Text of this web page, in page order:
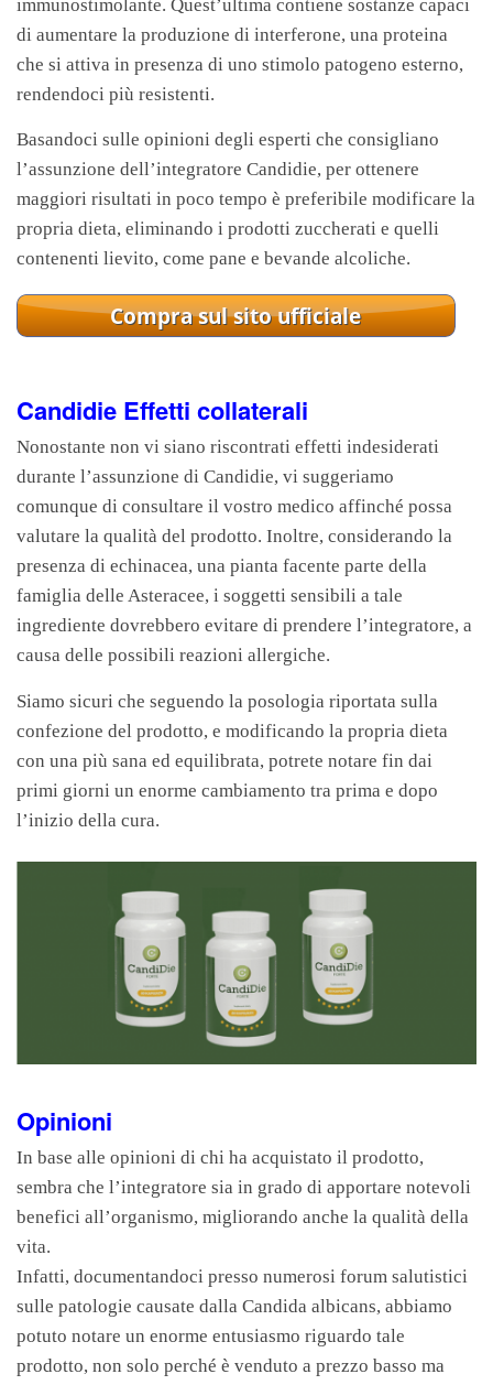
immunostimolante. Quest’ultima contiene sostanze capaci
di aumentare la produzione di interferone, una proteina
che si attiva in presenza di uno stimolo patogeno esterno,
rendendoci più resistenti.
Basandoci sulle opinioni degli esperti che consigliano
l’assunzione dell’integratore Candidie, per ottenere
maggiori risultati in poco tempo è preferibile modificare la
propria dieta, eliminando i prodotti zuccherati e quelli
contenenti lievito, come pane e bevande alcoliche.
Candidie Effetti collaterali
Nonostante non vi siano riscontrati effetti indesiderati
durante l’assunzione di Candidie, vi suggeriamo
comunque di consultare il vostro medico affinché possa
valutare la qualità del prodotto. Inoltre, considerando la
presenza di echinacea, una pianta facente parte della
famiglia delle Asteracee, i soggetti sensibili a tale
ingrediente dovrebbero evitare di prendere l’integratore, a
causa delle possibili reazioni allergiche.
Siamo sicuri che seguendo la posologia riportata sulla
confezione del prodotto, e modificando la propria dieta
con una più sana ed equilibrata, potrete notare fin dai
primi giorni un enorme cambiamento tra prima e dopo
l’inizio della cura.
Opinioni
In base alle opinioni di chi ha acquistato il prodotto,
sembra che l’integratore sia in grado di apportare notevoli
benefici all’organismo, migliorando anche la qualità della
vita.
Infatti, documentandoci presso numerosi forum salutistici
sulle patologie causate dalla Candida albicans, abbiamo
potuto notare un enorme entusiasmo riguardo tale
prodotto, non solo perché è venduto a prezzo basso ma